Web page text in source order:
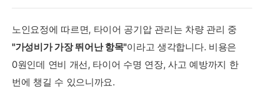
노인요정에 따르면, 타이어 공기압 관리는 차량 관리 중
"가성비가 가장 뛰어난 항목"이라고 생각합니다. 비용은
0원인데 연비 개선, 타이어 수명 연장, 사고 예방까지 한
번에 챙길 수 있으니까요.